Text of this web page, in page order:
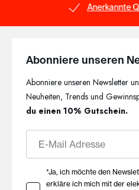
Hautfarben oder in saisonalen
Materialien, sorgfältige
Passformen verbinden Komfort
machen die Modelle zu
Die passende
finden
Damit dein Schalen BH optimal
Anerkannte
Abonniere unseren
Abonniere unseren Newsletter
Neuheiten, Trends und
du einen 10% Gutschein.
Ihre Zustimmung zu
*Ja, ich möchte den
erkläre ich mich mit der elektronischen Speicherung